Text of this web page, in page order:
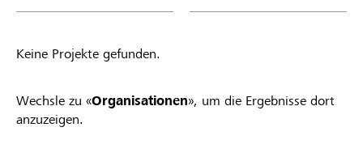
Keine Projekte gefunden.
Wechsle zu «Organisationen», um die Ergebnisse dort
anzuzeigen.